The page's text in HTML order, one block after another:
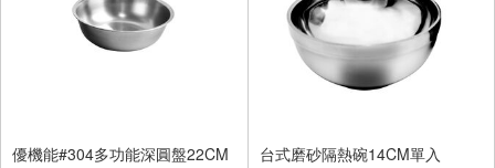
優機能#304多功能深圓盤22CM
台式磨砂隔熱碗14CM單入